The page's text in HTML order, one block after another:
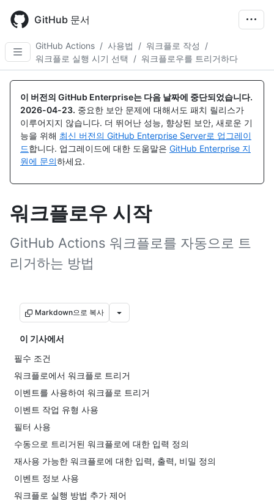
main
content
GitHub 문서
GitHub Actions / 사용법 / 워크플로 작성
/
워크플로 실행 시기 선택
/ 워크플로우를 트리거하다
이 버전의 GitHub Enterprise는 다음 날짜에 중단되었습니다.
2026-04-23. 중요한 보안 문제에 대해서도 패치 릴리스가
이루어지지 않습니다. 더 뛰어난 성능, 향상된 보안, 새로운 기
능을 위해 최신 버전의 GitHub Enterprise Server로 업그레이
드합니다. 업그레이드에 대한 도움말은 GitHub Enterprise 지
원에 문의하세요.
워크플로우 시작
GitHub Actions 워크플로를 자동으로 트
리거하는 방법
Markdown으로 복사
이 기사에서
필수 조건
워크플로에서 워크플로 트리거
이벤트를 사용하여 워크플로 트리거
이벤트 작업 유형 사용
필터 사용
수동으로 트리거된 워크플로에 대한 입력 정의
재사용 가능한 워크플로에 대한 입력, 출력, 비밀 정의
이벤트 정보 사용
워크플로 실행 방법 추가 제어